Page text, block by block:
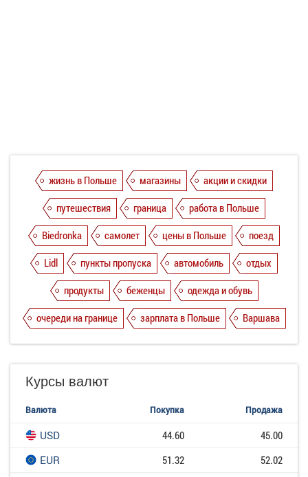
жизнь в Польше магазины
акции и скидки
путешествия
граница
работа в Польше
Biedronka
самолет цены в Польше
поезд
Lidl
пункты пропуска автомобиль
отдых
продукты
беженцы
одежда и обувь
очереди на границе
зарплата в Польше Варшава
Курсы валют
Валюта Покупка Продажа
USD 44.60
45.00
EUR
51.32
52.02